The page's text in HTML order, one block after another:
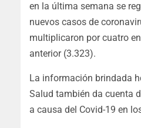
en la última semana se
nuevos casos de
multiplicaron por cuatro
anterior (3.323).
La información brindada
Salud también da cuenta
a causa del Covid-19 en